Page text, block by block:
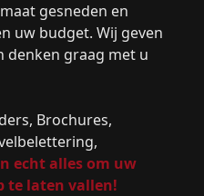
gesneden en
uw budget. Wij geven
denken graag met u
Brochures,
echt alles om uw
te laten vallen!